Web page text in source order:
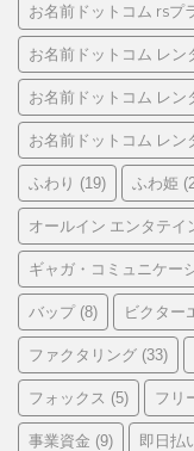
お名前ドットコム rsプ
お名前ドットコム レン
お名前ドットコム レン
お名前ドットコム レン
ふわり (19) ふわ姫
オールイン エンタテイ
ギャガ・コミュニケー
バップ(8) ビクター
ファクタリング (33)
フォックス (5) フリ
事業資金 (9) 即日払